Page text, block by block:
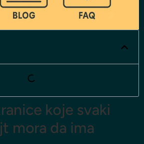
koje svaki
mora da ima